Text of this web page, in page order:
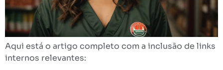
Aqui está o artigo completo com a inclusão de links
internos relevantes: